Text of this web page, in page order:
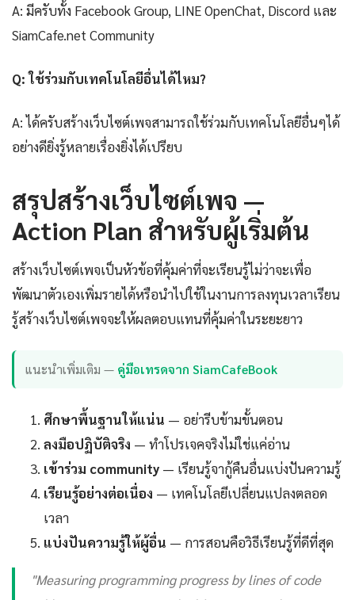
A: มีครับทั้ง Facebook Group, LINE OpenChat, Discord และ
SiamCafe.net Community
Q: ใช้ร่วมกับเทคโนโลยีอื่นได้ไหม?
A: ได้ครับสร้างเว็บไซต์เพจสามารถใช้ร่วมกับเทคโนโลยีอื่นๆได้
อย่างดียิ่งรู้หลายเรื่องยิ่งได้เปรียบ
สรุปสร้างเว็บไซต์เพจ —
Action Plan สำหรับผู้เริ่มต้น
สร้างเว็บไซต์เพจเป็นหัวข้อที่คุ้มค่าที่จะเรียนรู้ไม่ว่าจะเพื่อ
พัฒนาตัวเองเพิ่มรายได้หรือนำไปใช้ในงานการลงทุนเวลาเรียน
รู้สร้างเว็บไซต์เพจจะให้ผลตอบแทนที่คุ้มค่าในระยะยาว
แนะนำเพิ่มเติม — คู่มือเทรดจาก SiamCafeBook
ศึกษาพื้นฐานให้แน่น — อย่ารีบข้ามขั้นตอน
ลงมือปฏิบัติจริง — ทำโปรเจคจริงไม่ใช่แค่อ่าน
เข้าร่วม community — เรียนรู้จากู้คืนอื่นแบ่งปันความรู้
เรียนรู้อย่างต่อเนื่อง — เทคโนโลยีเปลี่ยนแปลงตลอด
เวลา
แบ่งปันความรู้ให้ผู้อื่น — การสอนคือวิธีเรียนรู้ที่ดีที่สุด
"Measuring programming progress by lines of code